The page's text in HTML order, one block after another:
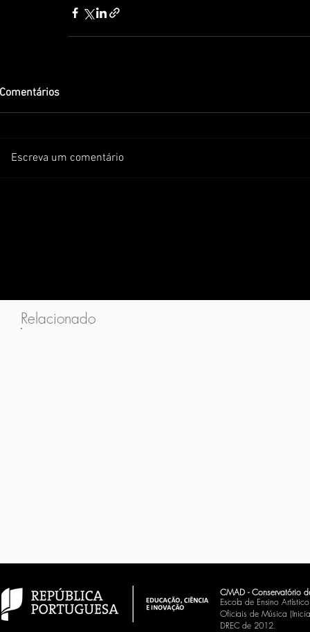
Comentários
Escreva um comentário
Relacionado
CMAD - Conservatório
Escola de Ensino
Oficiais de Música
DREC de 2012.